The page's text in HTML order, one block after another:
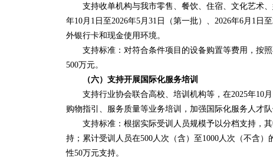
支持收单机构与我市零售、餐饮、住宿、文化艺术、
年10月1日至2026年5月31日（第一批）、2026年6月1日
外银行卡和现金使用环境。
支持标准：对符合条件项目的设备购置等费用，按照
500万元。
（六）支持开展国际化服务培训
支持行业协会联合高校、培训机构等，在2025年10月
购物指引、服务质量等业务培训，加强国际化服务人才队
支持标准：根据实际受训人员规模予以分档支持，其
持；累计受训人员在500人次（含）至1000人次（不含
性50万元支持。